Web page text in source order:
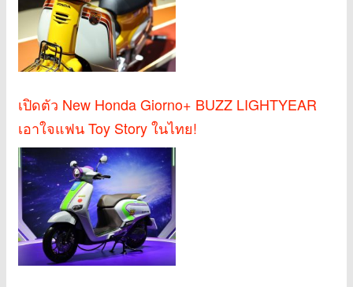
เปิดตัว New Honda Giorno+ BUZZ LIGHTYEAR
เอาใจแฟน Toy Story ในไทย!